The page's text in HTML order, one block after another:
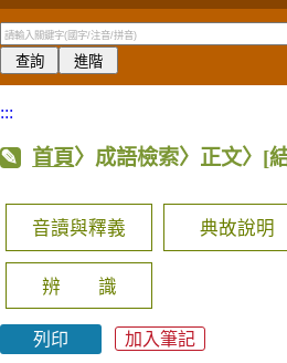
:::
首頁〉成語檢索〉正文〉 [
音讀與釋義 典故說明
辨 識
列印 加入筆記